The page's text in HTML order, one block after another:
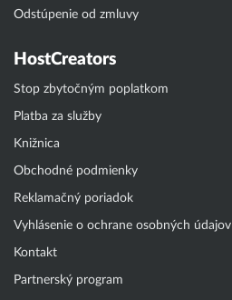
Odstúpenie od zmluvy
HostCreators
Stop zbytočným poplatkom
Platba za služby
Knižnica
Obchodné podmienky
Reklamačný poriadok
Vyhlásenie o ochrane osobných údajov
Kontakt
Partnerský program